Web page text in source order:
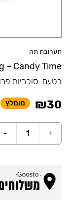
תערובת תה
– Candy Time
בטעם: סוכריות
₪30 מומלץ
+
1
-